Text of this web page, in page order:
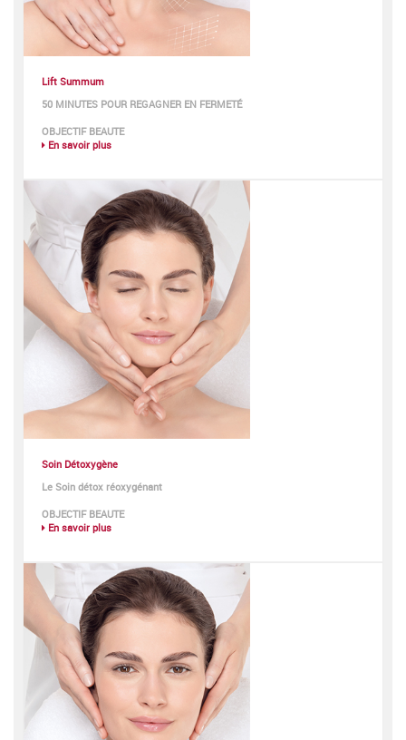
Lift Summum
50 MINUTES POUR REGAGNER EN FERMETÉ
OBJECTIF BEAUTE
En savoir plus
Soin Détoxygène
Le Soin détox réoxygénant
OBJECTIF BEAUTE
En savoir plus